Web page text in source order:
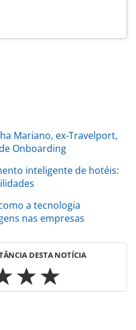
Mariano, ex-Travelport,
Onboarding
inteligente de hotéis:
a tecnologia
nas empresas
DESTA NOTÍCIA